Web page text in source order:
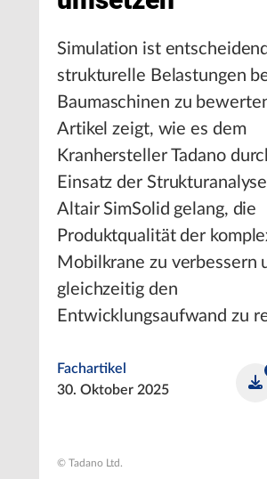
Simulation ist
strukturelle Belastungen
Baumaschinen zu
Artikel zeigt, wie es dem
Kranhersteller Tadano
Einsatz der
Altair SimSolid gelang, die
Produktqualität der
Mobilkrane zu verbessern
gleichzeitig den
Entwicklungsaufwand zu
Fachartikel
30. Oktober 2025
© Tadano Ltd.